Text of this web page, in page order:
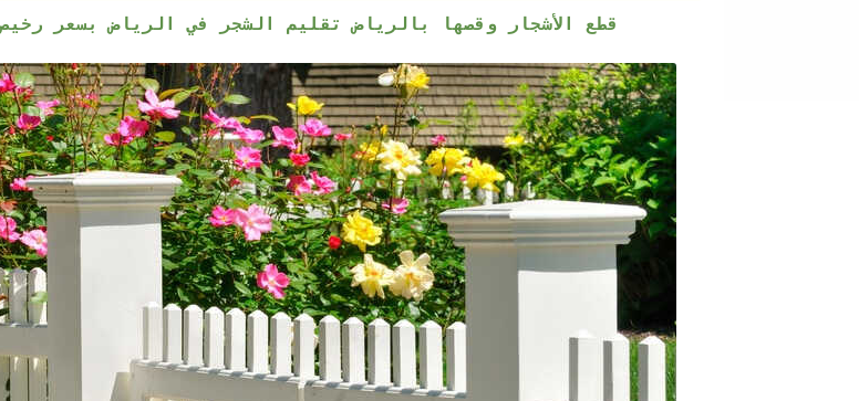
قطع الأشجار وقصها بالرياض تقليم الشجر في الرياض بسعر رخيص